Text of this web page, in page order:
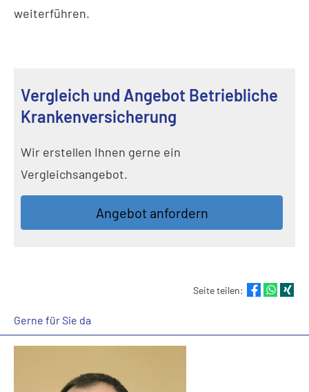
weiterführen.
Vergleich und Angebot Betriebliche
Kranken­ver­si­che­rung
Wir erstellen Ihnen gerne ein
Vergleichsangebot.
An­ge­bot an­for­dern
Seite teilen:
Gerne für Sie da